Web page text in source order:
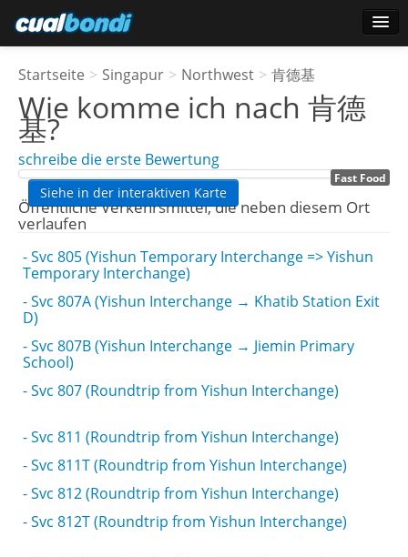
Star-Benutzer
Umfrage
Startseite > Singapur > Northwest > 肯德基
Wie komme ich nach 肯德
基?
schreibe die erste Bewertung
Fast Food
Siehe in der interaktiven Karte
Öffentliche Verkehrsmittel, die neben diesem Ort
verlaufen
- Svc 805 (Yishun Temporary Interchange => Yishun
Temporary Interchange)
- Svc 807A (Yishun Interchange → Khatib Station Exit
D)
- Svc 807B (Yishun Interchange → Jiemin Primary
School)
- Svc 807 (Roundtrip from Yishun Interchange)
- Svc 811 (Roundtrip from Yishun Interchange)
- Svc 811T (Roundtrip from Yishun Interchange)
- Svc 812 (Roundtrip from Yishun Interchange)
- Svc 812T (Roundtrip from Yishun Interchange)